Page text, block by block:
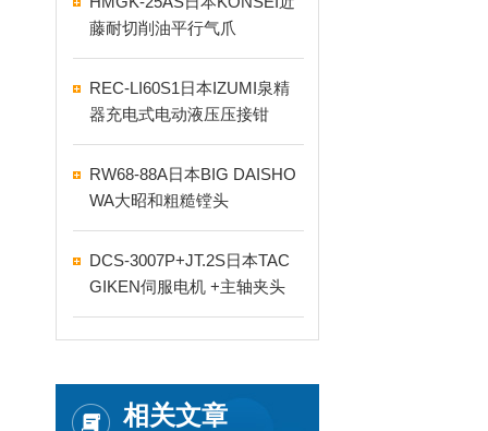
藤耐切削油平行气爪
REC-LI60S1日本IZUMI泉精
器充电式电动液压压接钳
RW68-88A日本BIG DAISHO
WA大昭和粗糙镗头
DCS-3007P+JT.2S日本TAC
GIKEN伺服电机 +主轴夹头
相关文章